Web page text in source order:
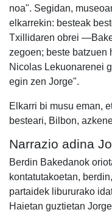
noa". Segidan,
elkarrekin: besteak
Txillidaren obrei
zegoen; beste
Nicolas Lekuonarenei
egin zen Jorge".
Elkarri bi musu eman,
besteari, Bilbon,
Narrazio adina
Berdin Bakedanok
kontatutakoetan,
partaidek libururako
Haietan guztietan